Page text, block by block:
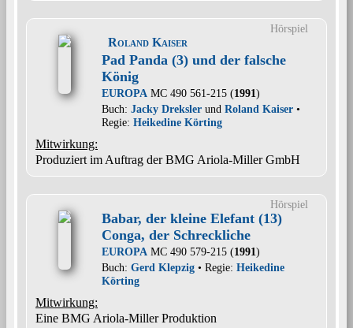
Hörspiel
Roland Kaiser
Pad Panda (3) und der falsche
König
EUROPA MC 490 561-215 (1991)
Buch: Jacky Dreksler und Roland Kaiser •
Regie: Heikedine Körting
Mitwirkung:
Produziert im Auftrag der BMG Ariola-Miller GmbH
Hörspiel
Babar, der kleine Elefant (13)
Conga, der Schreckliche
EUROPA MC 490 579-215 (1991)
Buch: Gerd Klepzig • Regie: Heikedine
Körting
Mitwirkung:
Eine BMG Ariola-Miller Produktion